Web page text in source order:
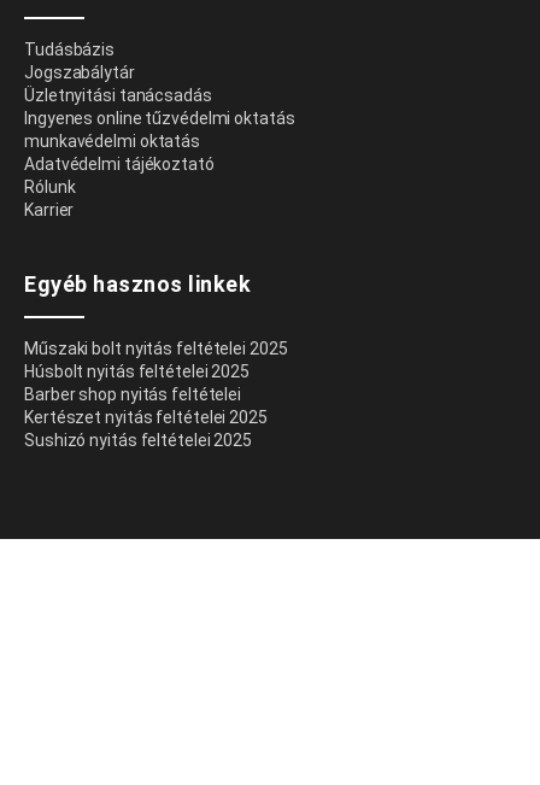
Tudásbázis
Jogszabálytár
Üzletnyitási tanácsadás
Ingyenes online tűzvédelmi oktatás
munkavédelmi oktatás
Adatvédelmi tájékoztató
Rólunk
Karrier
Egyéb hasznos linkek
Műszaki bolt nyitás feltételei 2025
Húsbolt nyitás feltételei 2025
Barber shop nyitás feltételei
Kertészet nyitás feltételei 2025
Sushizó nyitás feltételei 2025